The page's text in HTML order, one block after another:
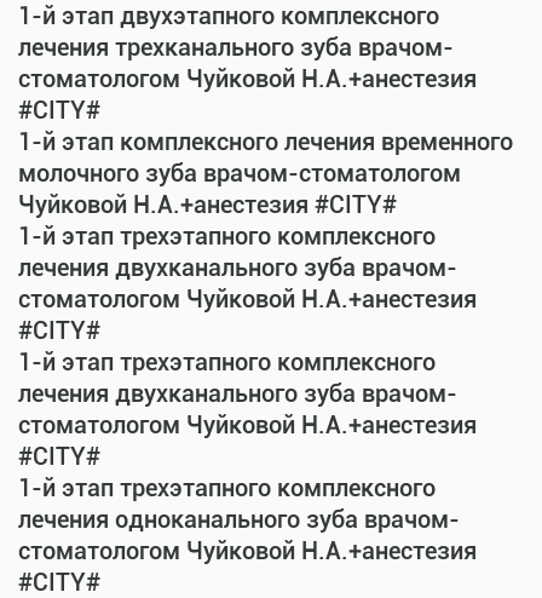
1-й этап двухэтапного комплексного
лечения трехканального зуба врачом-
стоматологом Чуйковой Н.А.+анестезия
#CITY#
1-й этап комплексного лечения временного
молочного зуба врачом-стоматологом
Чуйковой Н.А.+анестезия #CITY#
1-й этап трехэтапного комплексного
лечения двухканального зуба врачом-
стоматологом Чуйковой Н.А.+анестезия
#CITY#
1-й этап трехэтапного комплексного
лечения двухканального зуба врачом-
стоматологом Чуйковой Н.А.+анестезия
#CITY#
1-й этап трехэтапного комплексного
лечения одноканального зуба врачом-
стоматологом Чуйковой Н.А.+анестезия
#CITY#